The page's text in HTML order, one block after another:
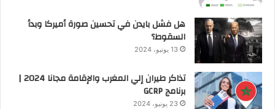
هل فشل بايدن في تحسين صورة أميركا وبدأ
السقوط؟
13 يونيو، 2024
تذاكر طيران إلي المغرب والإقامة مجانا 2024 |
برنامج GCRP
23 يونيو، 2024